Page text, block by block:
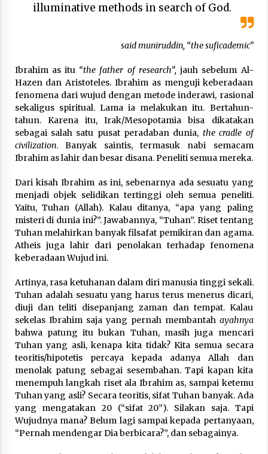
illuminative methods in search of God.
said muniruddin, “the suficademic”
Ibrahim as itu “the father of research”, jauh sebelum Al-
Hazen dan Aristoteles. Ibrahim as menguji keberadaan
fenomena dari wujud dengan metode inderawi, rasional
sekaligus spiritual. Lama ia melakukan itu. Bertahun-
tahun. Karena itu, Irak/Mesopotamia bisa dikatakan
sebagai salah satu pusat peradaban dunia, the cradle of
civilization. Banyak saintis, termasuk nabi semacam
Ibrahim as lahir dan besar disana. Peneliti semua mereka.
Dari kisah Ibrahim as ini, sebenarnya ada sesuatu yang
menjadi objek selidikan tertinggi oleh semua peneliti.
Yaitu, Tuhan (Allah). Kalau ditanya, “apa yang paling
misteri di dunia ini?”. Jawabannya, “Tuhan”. Riset tentang
Tuhan melahirkan banyak filsafat pemikiran dan agama.
Atheis juga lahir dari penolakan terhadap fenomena
keberadaan Wujud ini.
Artinya, rasa ketuhanan dalam diri manusia tinggi sekali.
Tuhan adalah sesuatu yang harus terus menerus dicari,
diuji dan teliti disepanjang zaman dan tempat. Kalau
sekelas Ibrahim saja yang pernah membantah ayahnya
bahwa patung itu bukan Tuhan, masih juga mencari
Tuhan yang asli, kenapa kita tidak? Kita semua secara
teoritis/hipotetis percaya kepada adanya Allah dan
menolak patung sebagai sesembahan. Tapi kapan kita
menempuh langkah riset ala Ibrahim as, sampai ketemu
Tuhan yang asli? Secara teoritis, sifat Tuhan banyak. Ada
yang mengatakan 20 (“sifat 20”). Silakan saja. Tapi
Wujudnya mana? Belum lagi sampai kepada pertanyaan,
“Pernah mendengar Dia berbicara?”, dan sebagainya.